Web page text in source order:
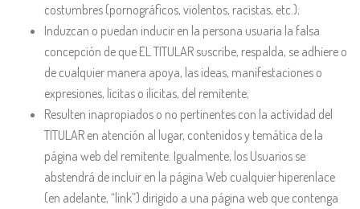
costumbres (pornográficos, violentos, racistas, etc.);
Induzcan o puedan inducir en la persona usuaria la falsa
concepción de que EL TITULAR suscribe, respalda, se adhiere o
de cualquier manera apoya, las ideas, manifestaciones o
expresiones, lícitas o ilícitas, del remitente;
Resulten inapropiados o no pertinentes con la actividad del
TITULAR en atención al lugar, contenidos y temática de la
página web del remitente. Igualmente, los Usuarios se
abstendrá de incluir en la página Web cualquier hiperenlace
(en adelante, “link”) dirigido a una página web que contenga